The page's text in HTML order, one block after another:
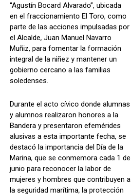
“Agustín Bocard Alvarado”, ubicada
en el fraccionamiento El Toro, como
parte de las acciones impulsadas por
el Alcalde, Juan Manuel Navarro
Muñiz, para fomentar la formación
integral de la niñez y mantener un
gobierno cercano a las familias
soledenses.
Durante el acto cívico donde alumnas
y alumnos realizaron honores a la
Bandera y presentaron efemérides
alusivas a esta importante fecha, se
destacó la importancia del Día de la
Marina, que se conmemora cada 1 de
junio para reconocer la labor de
mujeres y hombres que contribuyen a
la seguridad marítima, la protección